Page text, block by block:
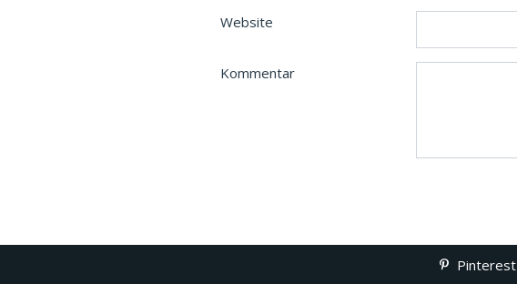
Website
Kommentar
Pinterest